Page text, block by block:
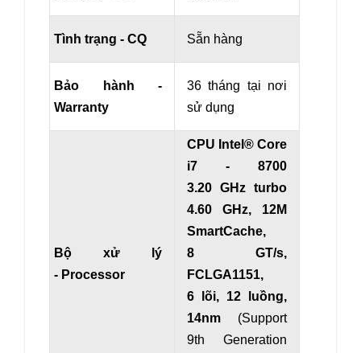
Tình trạng - CQ Sẵn hàng
Bảo hành -
Warranty
36 tháng tại nơi
sử dụng
Bộ xử lý
- Processor
CPU Intel® Core
i7 - 8700
3.20 GHz turbo
4.60 GHz, 12M
SmartCache,
8 GT/s,
FCLGA1151,
6 lõi, 12 luồng,
14nm
(Support
9th Generation